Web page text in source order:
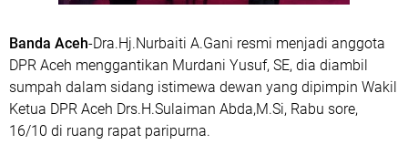
Banda Aceh-Dra.Hj.Nurbaiti A.Gani resmi menjadi anggota
DPR Aceh menggantikan Murdani Yusuf, SE, dia diambil
sumpah dalam sidang istimewa dewan yang dipimpin Wakil
Ketua DPR Aceh Drs.H.Sulaiman Abda,M.Si, Rabu sore,
16/10 di ruang rapat paripurna.